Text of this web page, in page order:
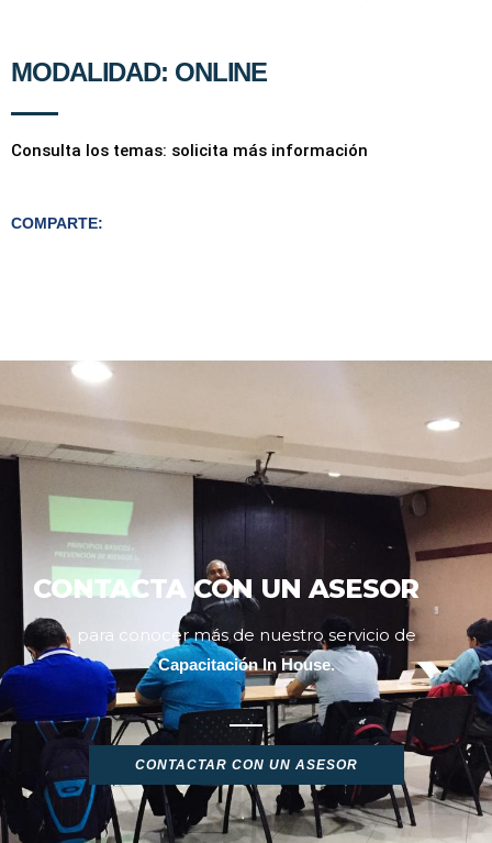
MODALIDAD: ONLINE
Consulta los temas: solicita más información
COMPARTE:
CONTACTA CON UN ASESOR
para conocer más de nuestro servicio de
Capacitación In House.
CONTACTAR CON UN ASESOR